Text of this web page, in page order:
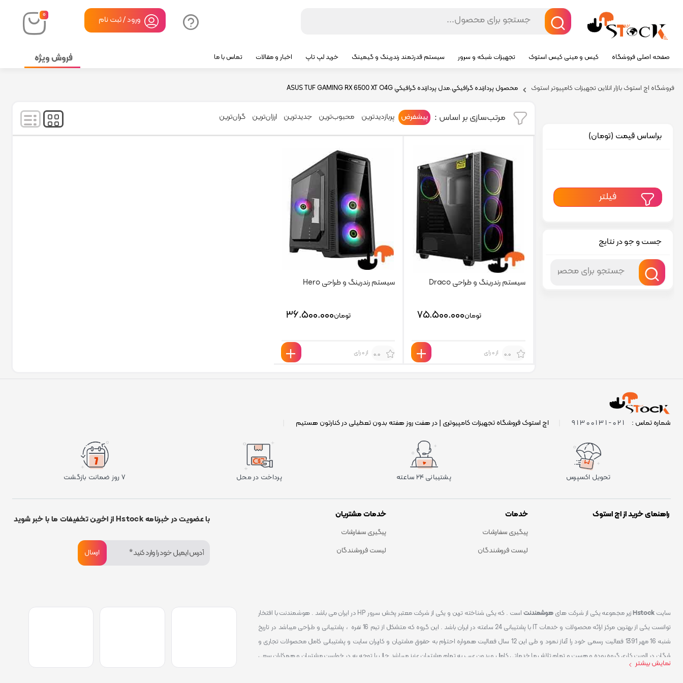
۰ ورود / ثبت نام
صفحه اصلی فروشگاه کیس و مینی کیس استوک تجهیزات شبکه و سرور سیستم قدرتمند رندرینگ و گیمینگ خرید لپ تاپ اخبار و مقالات تماس با ما فروش ویژه
فروشگاه اچ استوک بازار انلاین تجهیزات کامپیوتر استوک محصول پردازنده گرافيکي.مدل پردازنده گرافيکي ASUS TUF GAMING RX 6500 XT O4G
براساس قیمت (تومان)
فیلتر
جست و جو در نتایج
نمایش۱- ۲کالا از مرتب‌سازی بر اساس : پیشفرض پربازدیدترین محبوب‌ترین جدیدترین ارزان‌ترین گران‌ترین
سیستم رندرینگ و طراحی Draco
تومان۷۵.۵۰۰.۰۰۰
0.0 از 0 رای
سیستم رندرینگ و طراحی Hero
تومان۳۶.۵۰۰.۰۰۰
0.0 از 0 رای
شماره تماس : 021-91300131 اچ استوک فروشگاه تجهیزات کامپیوتری | در هفت روز هفته بدون تعطیلی در کنارتون هستیم
تحویل اکسپرس پشتیبانی ۲۴ ساعته پرداخت در محل ۷ روز ضمانت بازگشت
راهنمای خرید از اچ استوک خدمات
پیگیری سفارشات
لیست فروشندگان
خدمات مشتریان
پیگیری سفارشات
لیست فروشندگان
با عضویت در خبرنامه Hstock از اخرین تخفیفات ما با خبر شوید
سایت Hstockزیر مجموعه یکی از شرکت هایهوشمندنت
است . که یکی شناخته ترین و یکی از شرکت معتبر پخش سرور HP در ایران می باشد . هوشمندنت با افتخار
توانست یکی از بهترین مرکز ارائه محصولات و خدمات IT با پشتیبانی 24 ساعته در ایران باشد . این گروه که متشکل از تیم 16 نفره ، پشتیبانی و طراحی میباشد در تاریخ
شنبه 16 مهر 1391 فعالیت رسمی خود را آغاز نمود و طی این 12 سال فعالیت همواره احترام به حقوق مشتریان و کاربران سایت و پشتیبانی کامل محصولات تجاری و
رایگان در الویت کاری گروه بوده و هست و تمام تلاش ما خدماتی کامل و بدون عیب به تمام مشتریان عزیز میباشد حال با توجه به در خواست مشتریان و همکاران سعی
کردیم سایتی اماده کنیم که تمام مشتریان عزیزمان با خیال راحت تمام محصولات IT خود را خریداری کنند.
نمایش بیشتر